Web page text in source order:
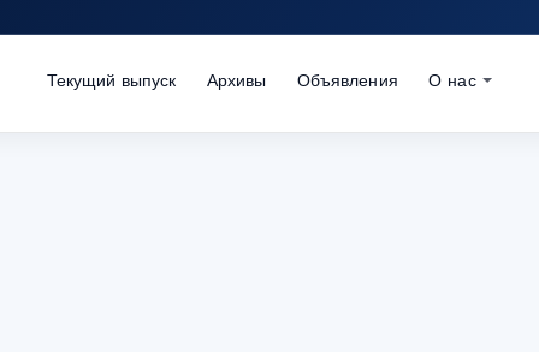
Текущий выпуск Архивы Объявления О нас